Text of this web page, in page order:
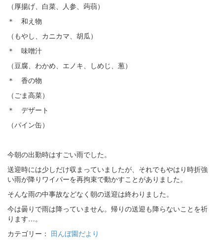
（厚揚げ、白菜、人参、蒟蒻）
＊ 和え物
（もやし、カニカマ、胡瓜）
＊ 味噌汁
（豆腐、わかめ、エノキ、しめじ、葱）
＊ 香の物
（ごま高菜）
＊ デザート
（パイン缶）
今朝の出勤時はすごい雨でした。
送迎時には少しだけ収まっていましたが、それでもやはり時折強
い雨が降りワイパーを再拘束で動かすことがありました。
そんな雨の中事故などなく朝の送迎は終わりました。
今は曇りで雨は降っていません。帰りの送迎も降らないことを祈
ります…。
カテゴリー： 田んぼ園だより